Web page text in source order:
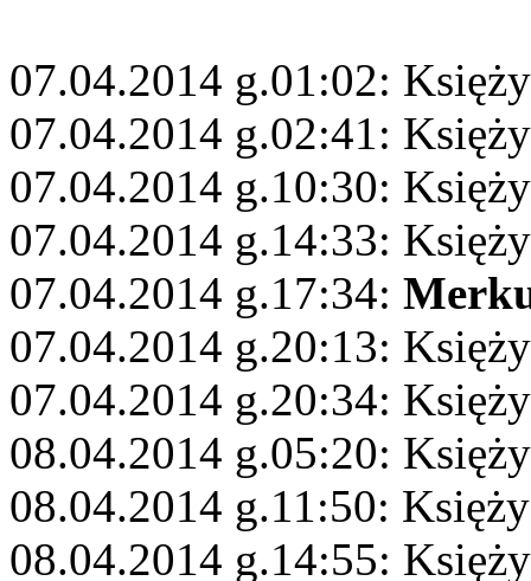
07.04.2014 g.01:02:
07.04.2014 g.02:41:
07.04.2014 g.10:30:
07.04.2014 g.14:33:
07.04.2014 g.17:34:
07.04.2014 g.20:13:
07.04.2014 g.20:34:
08.04.2014 g.05:20:
08.04.2014 g.11:50:
08.04.2014 g.14:55: